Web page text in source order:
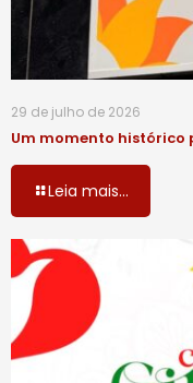
29 de julho de 2026
Um momento histórico
Leia mais...